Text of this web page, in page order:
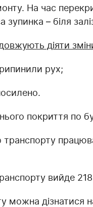
На час
– біля
діяти
рух;
покриття по
транспорту
вийде
можна дізнатися